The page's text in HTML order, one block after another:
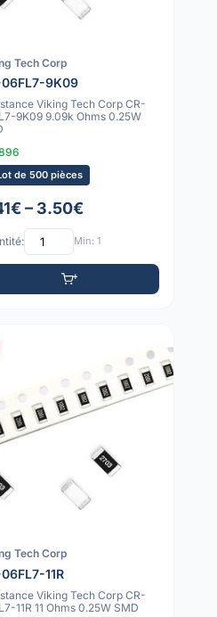
Tech Corp
06FL7-9K09
Viking Tech Corp CR-
9K09 9.09k Ohms 0.25W
de 500 pièces
– 3.50€
Min: 1
Tech Corp
11R
Viking Tech Corp CR-
11R 11 Ohms 0.25W SMD